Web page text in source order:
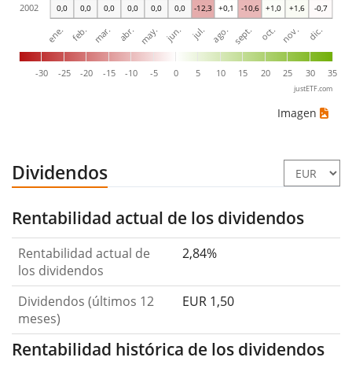
0,0 0,0 0,0 0,0 0,0 0,0 -12,3 +0,1 -10,6 +1,0 +1,6 -0,7
-30 -25 -20 -15 -10 -5 0 5 10 15 20 25 30 35
ene. feb. mar. abr. may. jun. jul. ago. sept. oct. nov. dic.
2002
justETF.com
Imagen
Dividendos
Rentabilidad actual de los dividendos
Rentabilidad actual de
los dividendos
2,84%
Dividendos (últimos 12
meses)
EUR 1,50
Rentabilidad histórica de los dividendos